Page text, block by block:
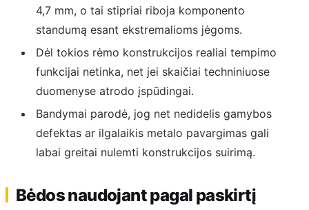
4,7 mm, o tai stipriai riboja komponento
standumą esant ekstremalioms jėgoms.
Dėl tokios rėmo konstrukcijos realiai tempimo
funkcijai netinka, net jei skaičiai techniniuose
duomenyse atrodo įspūdingai.
Bandymai parodė, jog net nedidelis gamybos
defektas ar ilgalaikis metalo pavargimas gali
labai greitai nulemti konstrukcijos suirimą.
Bėdos naudojant pagal paskirtį